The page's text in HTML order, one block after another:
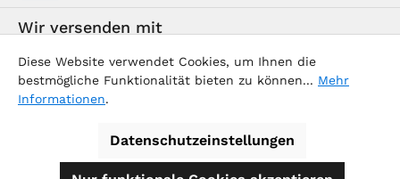
Wir versenden mit
Diese Website verwendet Cookies, um Ihnen die
bestmögliche Funktionalität bieten zu können... Mehr
Informationen.
Datenschutzeinstellungen